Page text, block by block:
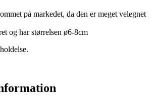
på markedet, da den er meget velegnet
og har størrelsen ø6-8cm